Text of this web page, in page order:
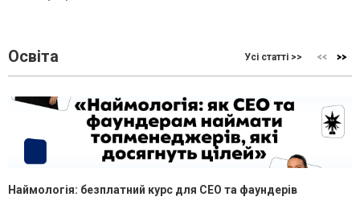
Освіта Усі статті >>
Наймологія: безплатний курс для CEO та фаундерів